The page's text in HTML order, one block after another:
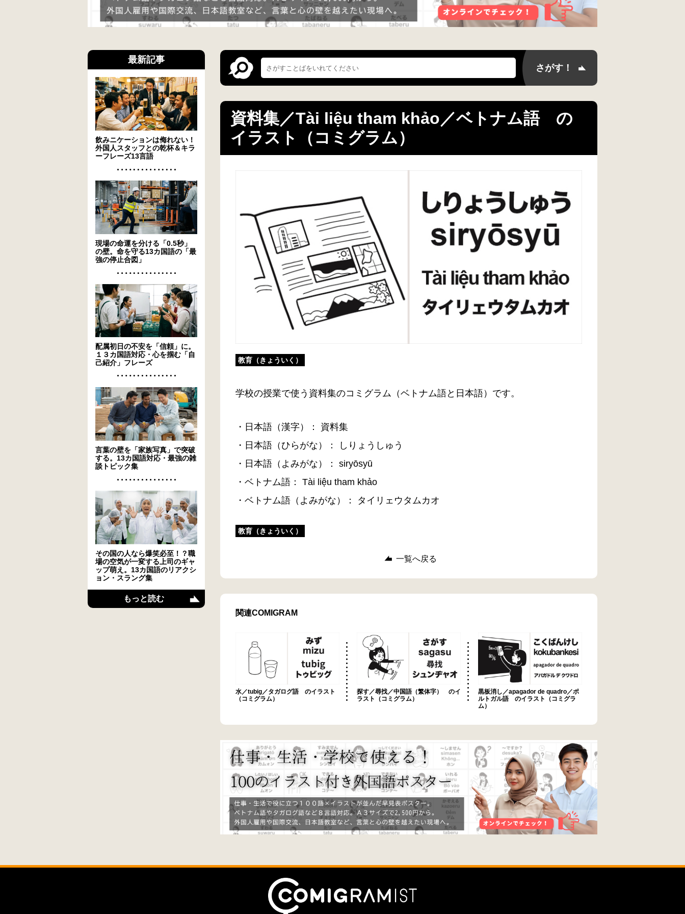
資料集／Tài liệu tham khảo／ベトナム語 の
イラスト（コミグラム）
教育（きょういく）
学校の授業で使う資料集のコミグラム（ベトナム語と日本語）です。
・日本語（漢字）： 資料集
・日本語（ひらがな）： しりょうしゅう
・日本語（よみがな）： siryōsyū
・ベトナム語： Tài liệu tham khảo
・ベトナム語（よみがな）： タイリェウタムカオ
教育（きょういく）
一覧へ戻る
関連COMIGRAM
水／tubig／タガログ語 のイラスト
（コミグラム）
探す／尋找／中国語（繁体字） のイ
ラスト（コミグラム）
黒板消し／apagador de quadro／ポ
ルトガル語 のイラスト（コミグラ
ム）
最新記事
飲みニケーションは侮れない！
外国人スタッフとの乾杯＆キラ
ーフレーズ13言語
現場の命運を分ける「0.5秒」
の壁。命を守る13カ国語の「最
強の停止合図」
配属初日の不安を「信頼」に。
１３カ国語対応・心を掴む「自
己紹介」フレーズ
言葉の壁を「家族写真」で突破
する。13カ国語対応・最強の雑
談トピック集
その国の人なら爆笑必至！？職
場の空気が一変する上司のギャ
ップ萌え。13カ国語のリアクシ
ョン・スラング集
もっと読む